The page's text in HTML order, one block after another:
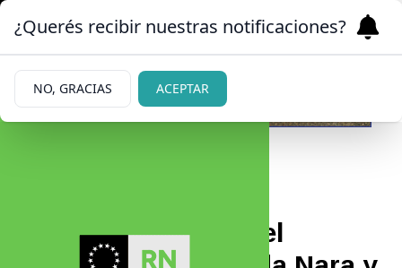
Maxi López rompió el
¿Querés recibir nuestras notificaciones?
NO, GRACIAS ACEPTAR